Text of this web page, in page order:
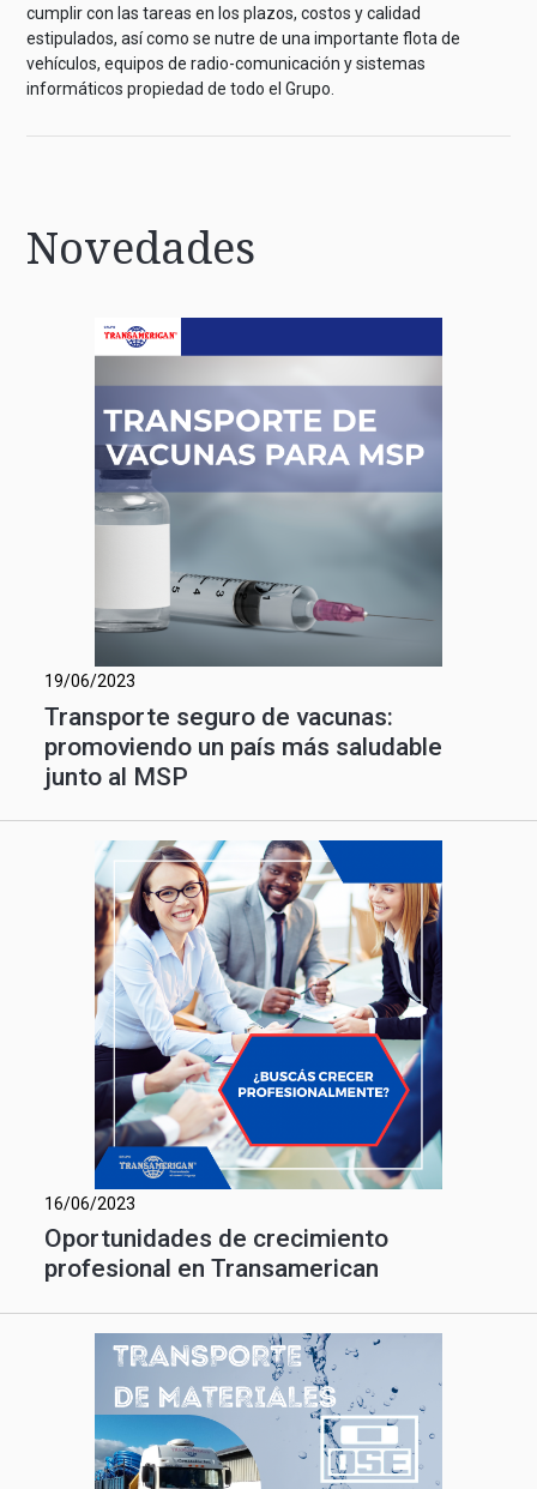
cumplir con las tareas en los plazos, costos y calidad
estipulados, así como se nutre de una importante flota de
vehículos, equipos de radio-comunicación y sistemas
informáticos propiedad de todo el Grupo.
Novedades
19/06/2023
Transporte seguro de vacunas:
promoviendo un país más saludable
junto al MSP
16/06/2023
Oportunidades de crecimiento
profesional en Transamerican